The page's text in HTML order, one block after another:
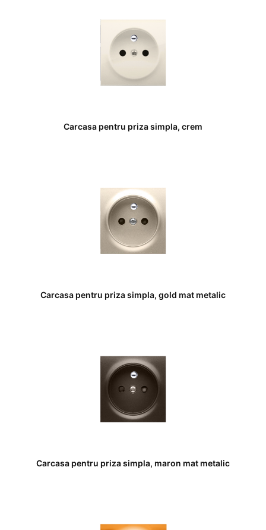
Carcasa pentru priza simpla, crem
Carcasa pentru priza simpla, gold mat metalic
Carcasa pentru priza simpla, maron mat metalic